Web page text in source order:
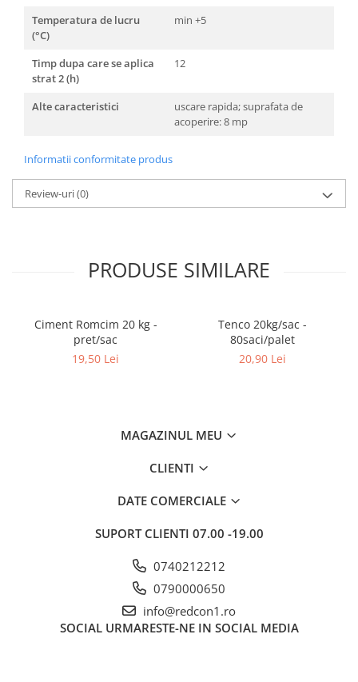
Temperatura de lucru
(°C)
min +5
Timp dupa care se aplica
strat 2 (h)
12
Alte caracteristici
uscare rapida; suprafata de
acoperire: 8 mp
Informatii conformitate produs
Review-uri(0)
PRODUSE SIMILARE
Ciment Romcim 20 kg -
pret/sac
19,50 Lei
Tenco 20kg/sac -
80saci/palet
20,90 Lei
MAGAZINUL MEU
CLIENTI
DATE COMERCIALE
SUPORT CLIENTI 07.00 -19.00
0740212212
0790000650
info@redcon1.ro
SOCIAL URMARESTE-NE IN SOCIAL MEDIA